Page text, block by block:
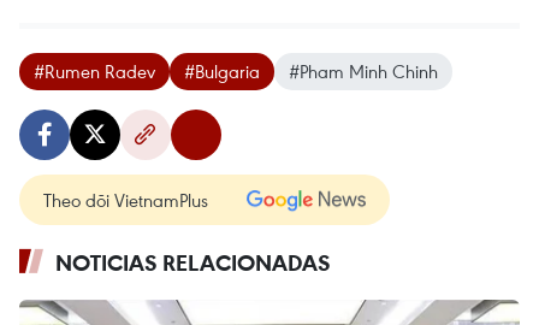
#Rumen Radev #Bulgaria #Pham Minh Chinh
Theo dõi VietnamPlus
NOTICIAS RELACIONADAS